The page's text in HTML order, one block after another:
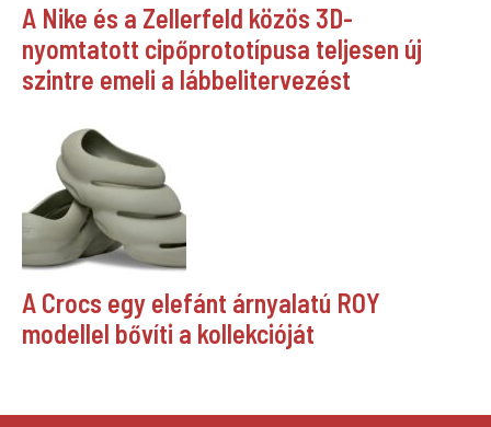
A Nike és a Zellerfeld közös 3D-
nyomtatott cipőprototípusa teljesen új
szintre emeli a lábbelitervezést
A Crocs egy elefánt árnyalatú ROY
modellel bővíti a kollekcióját